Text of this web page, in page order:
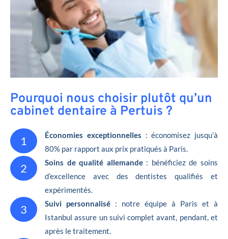
Pourquoi nous choisir plutôt qu’un
cabinet dentaire à Pertuis ?
1 Économies exceptionnelles : économisez jusqu’à
80% par rapport aux prix pratiqués à Paris.
2 Soins de qualité allemande: bénéficiez de soins
d’excellence avec des dentistes qualifiés et
expérimentés.
3 Suivi personnalisé : notre équipe à Paris et à
Istanbul assure un suivi complet avant, pendant, et
après le traitement.